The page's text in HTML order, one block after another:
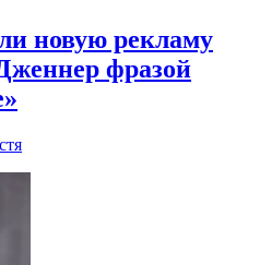
новую рекламу
фразой